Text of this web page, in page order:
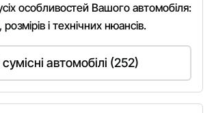
особливостей Вашого автомобіля:
і технічних нюансів.
сумісні автомобілі (252)